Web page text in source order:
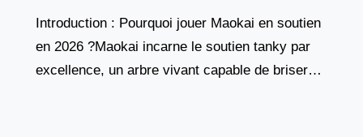
Introduction : Pourquoi jouer Maokai en soutien
en 2026 ?Maokai incarne le soutien tanky par
excellence, un arbre vivant capable de briser